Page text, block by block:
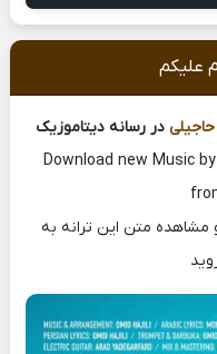
علیکم
در رسانه دیتاموزیک
Download new Music
مشاهده متن این ترانه به